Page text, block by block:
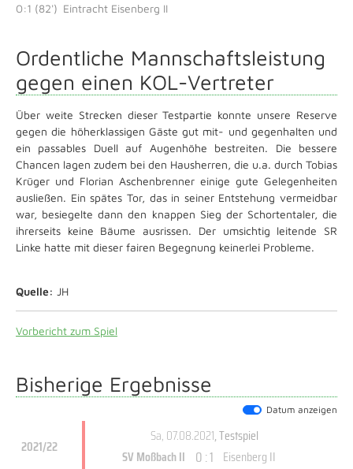
0:1 (82') Eintracht Eisenberg II
Ordentliche Mannschaftsleistung
gegen einen KOL-Vertreter
Über weite Strecken dieser Testpartie konnte unsere Reserve
gegen die höherklassigen Gäste gut mit- und gegenhalten und
ein passables Duell auf Augenhöhe bestreiten. Die bessere
Chancen lagen zudem bei den Hausherren, die u.a. durch Tobias
Krüger und Florian Aschenbrenner einige gute Gelegenheiten
ausließen. Ein spätes Tor, das in seiner Entstehung vermeidbar
war, besiegelte dann den knappen Sieg der Schortentaler, die
ihrerseits keine Bäume ausrissen. Der umsichtig leitende SR
Linke hatte mit dieser fairen Begegnung keinerlei Probleme.
Quelle: JH
Vorbericht zum Spiel
Bisherige Ergebnisse
Datum anzeigen
2021/22
Sa, 07.08.2021, Testspiel
SV Moßbach II 0 : 1 Eisenberg II